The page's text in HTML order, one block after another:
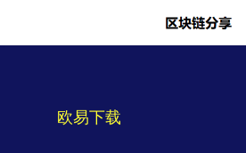
欧易下载